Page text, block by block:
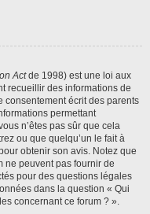
Actde 1998) est une loi aux
recueillir des informations de
consentement écrit des parents
permettant
n’êtes pas sûr que cela
ou que quelqu’un le fait à
obtenir son avis. Notez que
ne peuvent pas fournir de
pour des questions légales
dans la question « Qui
concernant ce forum ? ».